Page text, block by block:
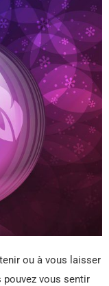
ou à vous laisser
pouvez vous sentir